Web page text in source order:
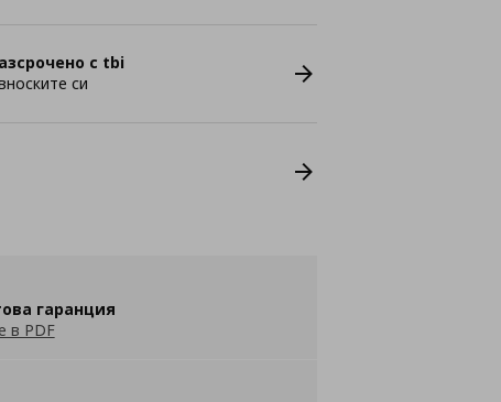
с tbi
си
гаранция
в PDF